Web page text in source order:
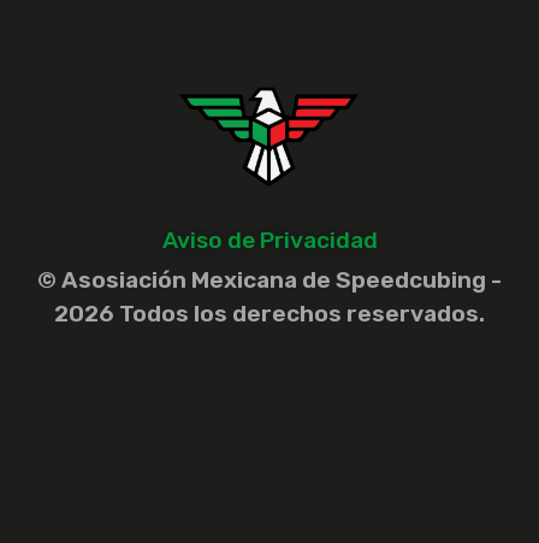
Aviso de Privacidad
© Asosiación Mexicana de Speedcubing -
2026 Todos los derechos reservados.